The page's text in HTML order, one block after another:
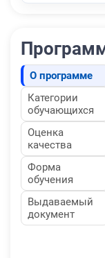
О программе
Категории
обучающихся
Оценка
качества
Форма
обучения
Выдаваемый
документ